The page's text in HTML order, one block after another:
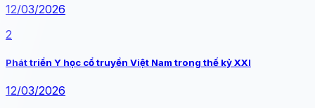
12/03/2026
2
Phát triển Y học cổ truyền Việt Nam trong thế kỷ XXI
12/03/2026